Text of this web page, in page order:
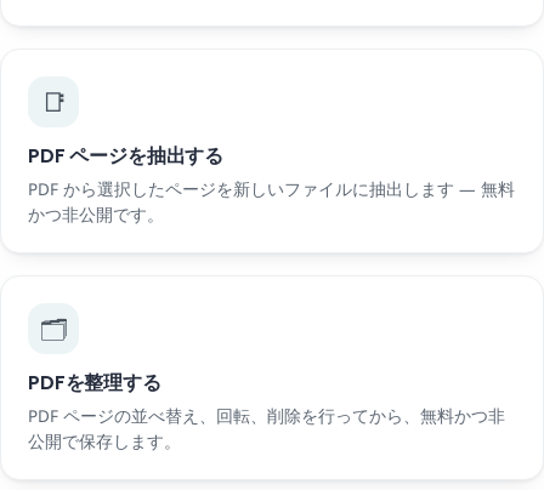
📑
PDF ページを抽出する
PDF から選択したページを新しいファイルに抽出します — 無料
かつ非公開です。
🗂️
PDFを整理する
PDF ページの並べ替え、回転、削除を行ってから、無料かつ非
公開で保存します。